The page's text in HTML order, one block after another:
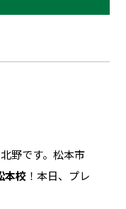
野です。松本市
本校！本日、プレ